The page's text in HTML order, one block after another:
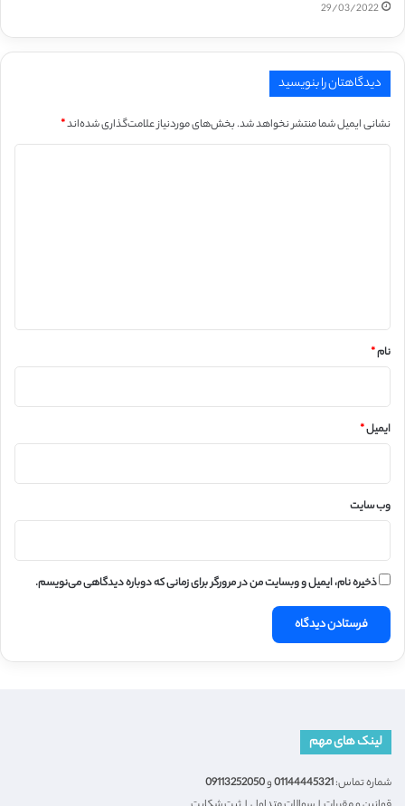
29/03/2022
دیدگاهتان را بنویسید
نشانی ایمیل شما منتشر نخواهد شد.بخش‌های موردنیاز علامت‌گذاری شده‌اند*
نام*
ایمیل*
وب‌ سایت
ذخیره نام، ایمیل و وبسایت من در مرورگر برای زمانی که دوباره دیدگاهی می‌نویسم.
لینک های مهم
شماره تماس:01144445321و09113252050